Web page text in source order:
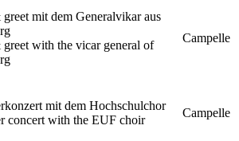
mit dem Generalvikar aus
with the vicar general of
Campelle
mit dem Hochschulchor
concert with the EUF choir
Campelle